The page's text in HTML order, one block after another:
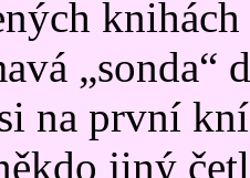
„sonda“
na první
jiný